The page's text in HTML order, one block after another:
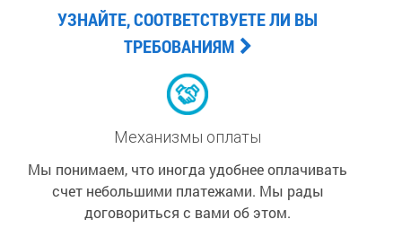
УЗНАЙТЕ, СООТВЕТСТВУЕТЕ ЛИ ВЫ
ТРЕБОВАНИЯМ
Механизмы оплаты
Мы понимаем, что иногда удобнее оплачивать
счет небольшими платежами. Мы рады
договориться с вами об этом.